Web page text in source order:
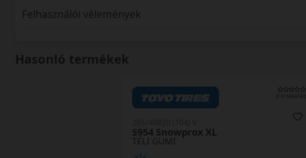
Felhasználói vélemények
Hasonló termékek
0 értékelés
TÉLI GUMI
S954 Snowprox XL